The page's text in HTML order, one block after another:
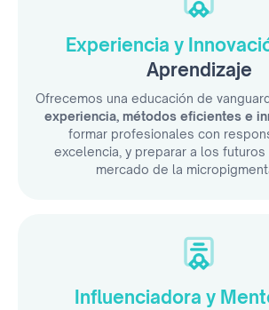
Experiencia y
Aprendizaje
Ofrecemos una educación de
experiencia, métodos eficientes e
formar profesionales con
excelencia, y preparar a los
mercado de la
Influenciadora y